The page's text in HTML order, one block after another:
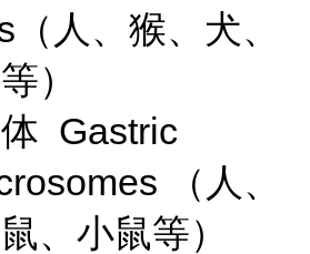
人、猴、犬、
）
Gastric
（人、
、小鼠等）